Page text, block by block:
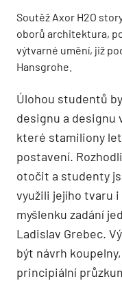
Soutěž Axor H2O
oborů architektura,
výtvarné umění, již
Hansgrohe.
Úlohou studentů
designu a designu
které stamiliony
postavení.
otočit a studenty
využili jejího tvaru i
myšlenku zadání
Ladislav Grebec.
být návrh
principiální